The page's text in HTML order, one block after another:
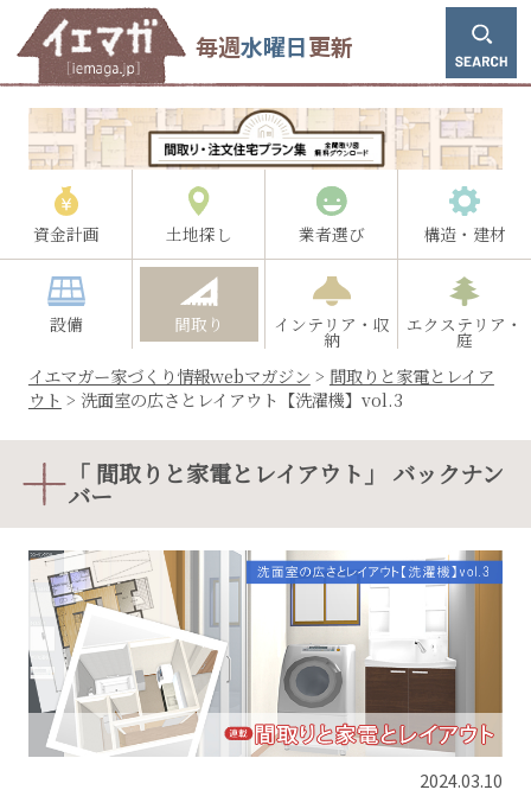
毎週水曜日更新
資金計画 土地探し 業者選び 構造・建材
設備 間取り インテリア・収
納
エクステリア・
庭
イエマガー家づくり情報webマガジン > 間取りと家電とレイア
ウト > 洗面室の広さとレイアウト【洗濯機】vol.3
「 間取りと家電とレイアウト」 バックナン
バー
2024.03.10